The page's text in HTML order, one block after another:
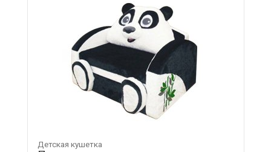
Детская кушетка